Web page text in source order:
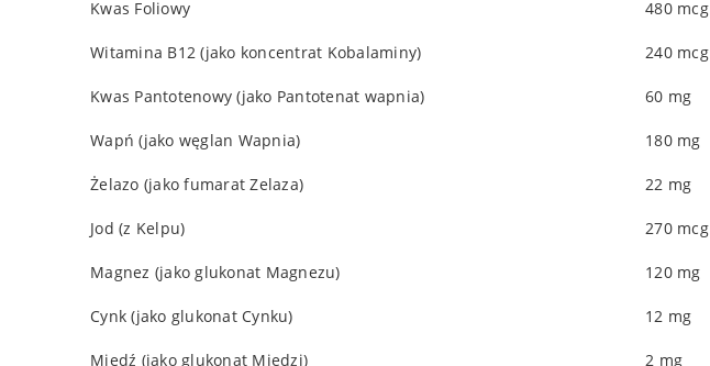
Kwas Foliowy 480 mcg
Witamina B12 (jako koncentrat Kobalaminy) 240 mcg
Kwas Pantotenowy (jako Pantotenat wapnia) 60 mg
Wapń (jako węglan Wapnia) 180 mg
Żelazo (jako fumarat Zelaza) 22 mg
Jod (z Kelpu) 270 mcg
Magnez (jako glukonat Magnezu) 120 mg
Cynk (jako glukonat Cynku) 12 mg
Miedź (jako glukonat Miedzi) 2 mg